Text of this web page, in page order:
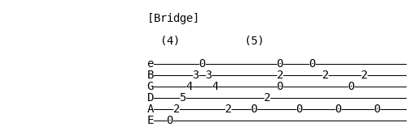
[Bridge]
  (4)          (5)
e———————0———————————0————0——————————————|
B——————3—3——————————2——————2—————2——————|
G—————4———4—————————0——————————0————————|
D————5————————————2—————————————————————|
A———2———————2———0——————0—————0—————0————|
E——0————————————————————————————————————|